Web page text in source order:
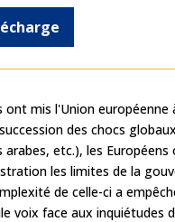
ont mis l'Union européenne
des chocs
etc.), les Européens
les limites de la
de celle-ci a
voix face aux inquiétudes